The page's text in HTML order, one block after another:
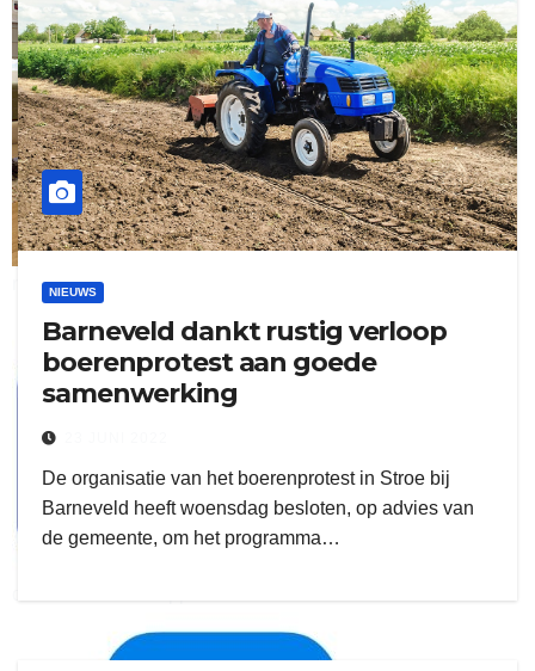
word vrijwilliger (1)
zielman
delangekortland
ruitengaparket
NIEUWS
Barneveld dankt rustig verloop
boerenprotest aan goede
samenwerking
De organisatie van het boerenprotest in Stroe bij
Barneveld heeft woensdag besloten, op advies van
de gemeente, om het programma…